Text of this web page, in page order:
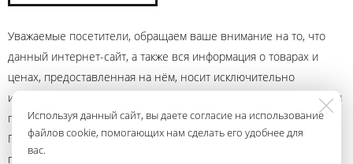
Используя данный сайт, вы даете согласие на использование
файлов cookie, помогающих нам сделать его удобнее для
вас.
Уважаемые посетители, обращаем ваше внимание на то, что
данный интернет-сайт, а также вся информация о товарах и
ценах, предоставленная на нём, носит исключительно
информационный характер и ни при каких условиях не является
публичной офертой, определяемой положениями Статьи 437
Гражданского кодекса Российской Федерации. Для получения
подробной информации о наличии и стоимости указанных